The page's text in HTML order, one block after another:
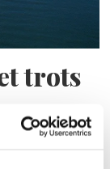
trots